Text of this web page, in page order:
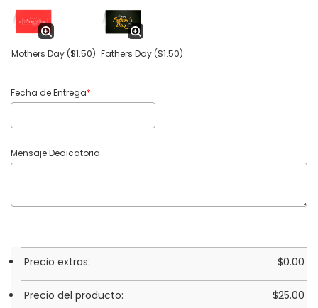
Mothers Day ($1.50) Fathers Day ($1.50)
Fecha de Entrega*
Mensaje Dedicatoria
Precio extras: $0.00
Precio del producto: $25.00